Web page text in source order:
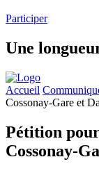
Participer
Une
Accueil
Cossonay-Gare et
Pétition
Cossonay-